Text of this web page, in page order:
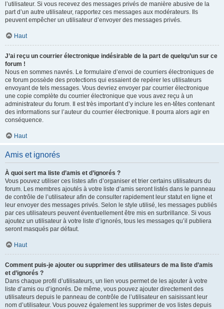
l’utilisateur. Si vous recevez des messages privés de manière abusive de la
part d’un autre utilisateur, rapportez ces messages aux modérateurs. Ils
peuvent empêcher un utilisateur d’envoyer des messages privés.
Haut
J’ai reçu un courrier électronique indésirable de la part de quelqu’un sur ce
forum !
Nous en sommes navrés. Le formulaire d’envoi de courriers électroniques de
ce forum possède des protections qui essaient de repérer les utilisateurs
envoyant de tels messages. Vous devriez envoyer par courrier électronique
une copie complète du courrier électronique que vous avez reçu à un
administrateur du forum. Il est très important d’y inclure les en-têtes contenant
des informations sur l’auteur du courrier électronique. Il pourra alors agir en
conséquence.
Haut
Amis et ignorés
À quoi sert ma liste d’amis et d’ignorés ?
Vous pouvez utiliser ces listes afin d’organiser et trier certains utilisateurs du
forum. Les membres ajoutés à votre liste d’amis seront listés dans le panneau
de contrôle de l’utilisateur afin de consulter rapidement leur statut en ligne et
leur envoyer des messages privés. Selon le style utilisé, les messages publiés
par ces utilisateurs peuvent éventuellement être mis en surbrillance. Si vous
ajoutez un utilisateur à votre liste d’ignorés, tous les messages qu’il publiera
seront masqués par défaut.
Haut
Comment puis-je ajouter ou supprimer des utilisateurs de ma liste d’amis
et d’ignorés ?
Dans chaque profil d’utilisateurs, un lien vous permet de les ajouter à votre
liste d’amis ou d’ignorés. De même, vous pouvez ajouter directement des
utilisateurs depuis le panneau de contrôle de l’utilisateur en saisissant leur
nom d’utilisateur. Vous pouvez également les supprimer de vos listes depuis